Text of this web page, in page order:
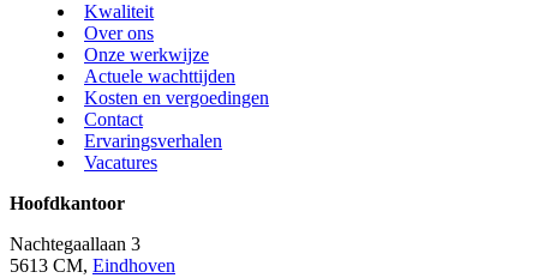
Kwaliteit
Over ons
Onze werkwijze
Actuele wachttijden
Kosten en vergoedingen
Contact
Ervaringsverhalen
Vacatures
Hoofdkantoor
Nachtegaallaan 3
5613 CM, Eindhoven